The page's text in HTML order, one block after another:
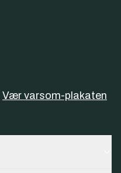
Vær varsom-plakaten